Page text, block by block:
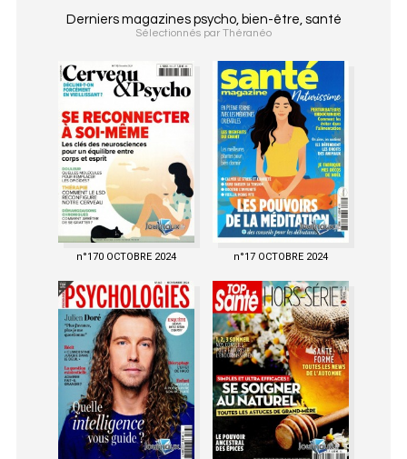
Derniers magazines psycho, bien-être, santé
Sélectionnés par Théranéo
n°170 OCTOBRE 2024 n°17 OCTOBRE 2024